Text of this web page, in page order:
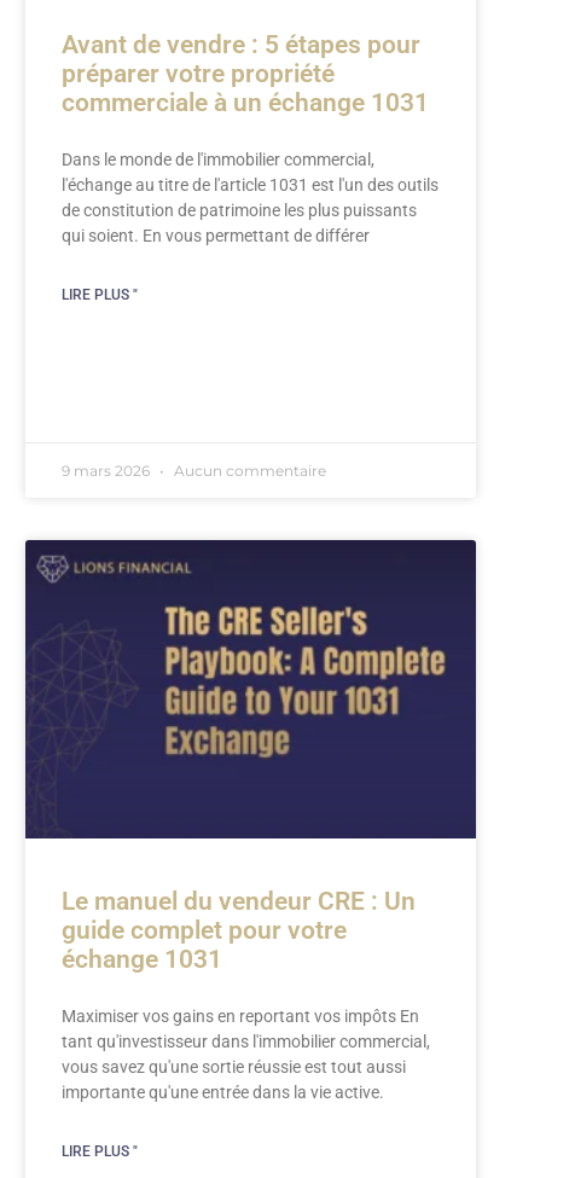
Avant de vendre : 5 étapes pour
préparer votre propriété
commerciale à un échange 1031
Dans le monde de l'immobilier commercial,
l'échange au titre de l'article 1031 est l'un des outils
de constitution de patrimoine les plus puissants
qui soient. En vous permettant de différer
LIRE PLUS "
9 mars 2026 Aucun commentaire
Le manuel du vendeur CRE : Un
guide complet pour votre
échange 1031
Maximiser vos gains en reportant vos impôts En
tant qu'investisseur dans l'immobilier commercial,
vous savez qu'une sortie réussie est tout aussi
importante qu'une entrée dans la vie active.
LIRE PLUS "